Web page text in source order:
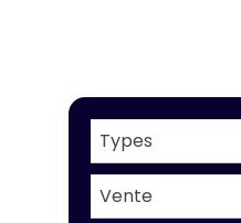
Types
Vente